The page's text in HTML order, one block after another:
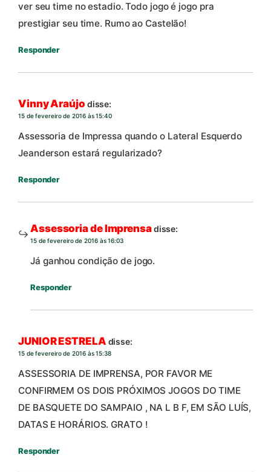
ver seu time no estadio. Todo jogo é jogo pra
prestigiar seu time. Rumo ao Castelão!
Responder
Vinny Araújo disse:
15 de fevereiro de 2016 às 15:40
Assessoria de Impressa quando o Lateral Esquerdo
Jeanderson estará regularizado?
Responder
Assessoria de Imprensadisse:
15 de fevereiro de 2016 às 16:03
Já ganhou condição de jogo.
Responder
JUNIOR ESTRELA disse:
15 de fevereiro de 2016 às 15:38
ASSESSORIA DE IMPRENSA, POR FAVOR ME
CONFIRMEM OS DOIS PRÓXIMOS JOGOS DO TIME
DE BASQUETE DO SAMPAIO , NA L B F, EM SÃO LUÍS,
DATAS E HORÁRIOS. GRATO !
Responder